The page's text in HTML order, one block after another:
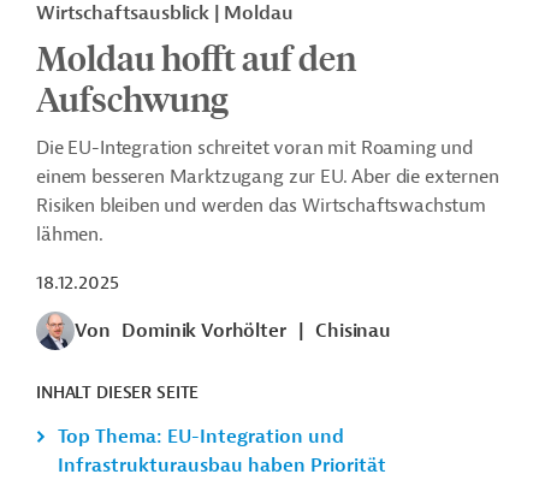
Wirtschaftsausblick | Moldau
Moldau hofft auf den
Aufschwung
Die EU-Integration schreitet voran mit Roaming und
einem besseren Marktzugang zur EU. Aber die externen
Risiken bleiben und werden das Wirtschaftswachstum
lähmen.
18.12.2025
Von Dominik Vorhölter Chisinau
INHALT DIESER SEITE
Top Thema: EU-Integration und
Infrastrukturausbau haben Priorität